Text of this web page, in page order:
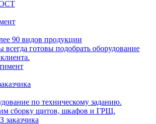
90 видов продукции
готовы подобрать оборудование
по техническому заданию.
сборку щитов, шкафов и ГРЩ.